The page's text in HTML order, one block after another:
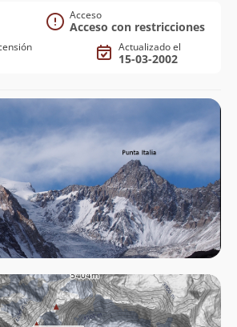
Acceso
Acceso con restricciones
Actualizado el
15-03-2002